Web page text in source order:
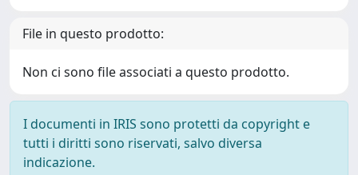
File in questo prodotto:
Non ci sono file associati a questo prodotto.
I documenti in IRIS sono protetti da copyright e
tutti i diritti sono riservati, salvo diversa
indicazione.